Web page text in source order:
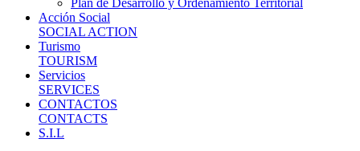
Acción Social
SOCIAL ACTION
Turismo
TOURISM
Servicios
SERVICES
CONTACTOS
CONTACTS
S.I.L